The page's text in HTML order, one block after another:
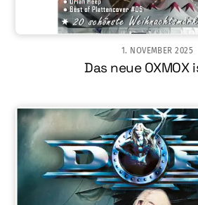
1. NOVEMBER 2025
Das neue OXMOX